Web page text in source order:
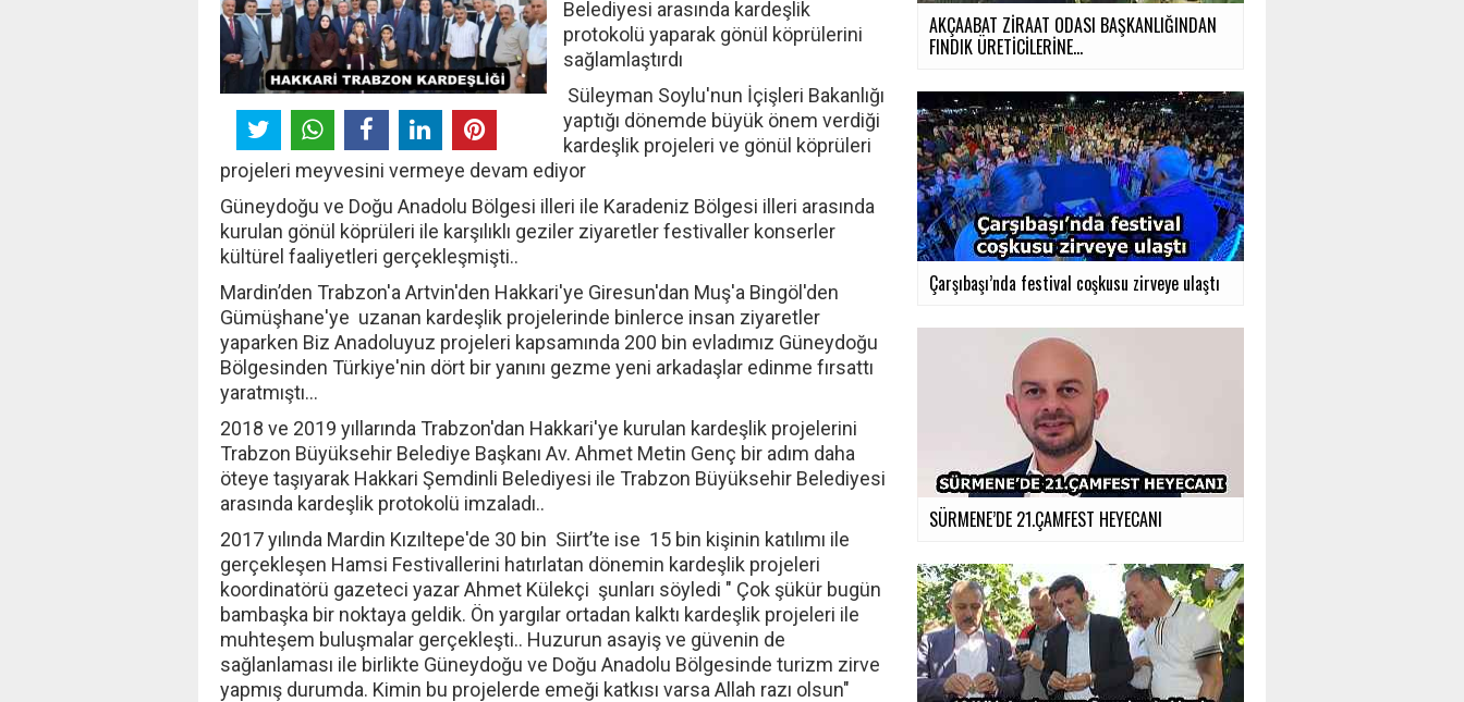
Belediyesi arasında kardeşlik
protokolü yaparak gönül köprülerini
sağlamlaştırdı
Süleyman Soylu'nun İçişleri Bakanlığı
yaptığı dönemde büyük önem verdiği
kardeşlik projeleri ve gönül köprüleri
projeleri meyvesini vermeye devam ediyor
Güneydoğu ve Doğu Anadolu Bölgesi illeri ile Karadeniz Bölgesi illeri arasında
kurulan gönül köprüleri ile karşılıklı geziler ziyaretler festivaller konserler
kültürel faaliyetleri gerçekleşmişti..
Mardin’den Trabzon'a Artvin'den Hakkari'ye Giresun'dan Muş'a Bingöl'den
Gümüşhane'ye uzanan kardeşlik projelerinde binlerce insan ziyaretler
yaparken Biz Anadoluyuz projeleri kapsamında 200 bin evladımız Güneydoğu
Bölgesinden Türkiye'nin dört bir yanını gezme yeni arkadaşlar edinme fırsattı
yaratmıştı...
2018 ve 2019 yıllarında Trabzon'dan Hakkari'ye kurulan kardeşlik projelerini
Trabzon Büyüksehir Belediye Başkanı Av. Ahmet Metin Genç bir adım daha
öteye taşıyarak Hakkari Şemdinli Belediyesi ile Trabzon Büyüksehir Belediyesi
arasında kardeşlik protokolü imzaladı..
2017 yılında Mardin Kızıltepe'de 30 bin Siirt’te ise 15 bin kişinin katılımı ile
gerçekleşen Hamsi Festivallerini hatırlatan dönemin kardeşlik projeleri
koordinatörü gazeteci yazar Ahmet Külekçi şunları söyledi " Çok şükür bugün
bambaşka bir noktaya geldik. Ön yargılar ortadan kalktı kardeşlik projeleri ile
muhteşem buluşmalar gerçekleşti.. Huzurun asayiş ve güvenin de
sağlanlaması ile birlikte Güneydoğu ve Doğu Anadolu Bölgesinde turizm zirve
yapmış durumda. Kimin bu projelerde emeği katkısı varsa Allah razı olsun"
AKÇAABAT ZİRAAT ODASI BAŞKANLIĞINDAN
FINDIK ÜRETİCİLERİNE...
Çarşıbaşı’nda festival coşkusu zirveye ulaştı
SÜRMENE’DE 21.ÇAMFEST HEYECANI